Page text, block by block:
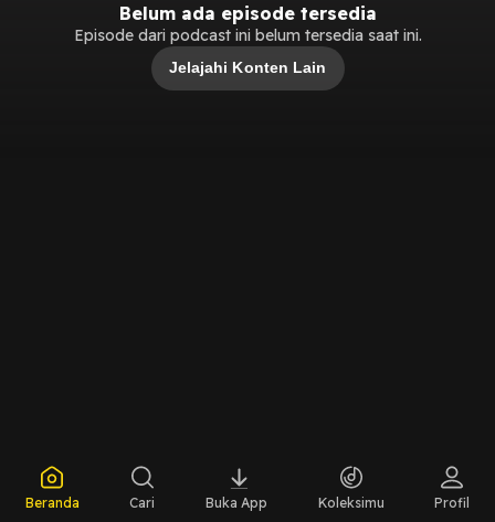
Belum ada episode tersedia
Episode dari podcast ini belum tersedia saat ini.
Jelajahi Konten Lain
Beranda Cari Buka App Koleksimu Profil